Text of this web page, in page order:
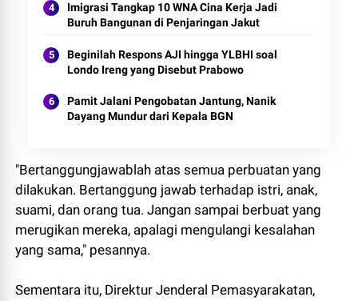
Imigrasi Tangkap 10 WNA Cina Kerja Jadi
Buruh Bangunan di Penjaringan Jakut
Beginilah Respons AJI hingga YLBHI soal
Londo Ireng yang Disebut Prabowo
Pamit Jalani Pengobatan Jantung, Nanik
Dayang Mundur dari Kepala BGN
"Bertanggungjawablah atas semua perbuatan yang
dilakukan. Bertanggung jawab terhadap istri, anak,
suami, dan orang tua. Jangan sampai berbuat yang
merugikan mereka, apalagi mengulangi kesalahan
yang sama," pesannya.
Sementara itu, Direktur Jenderal Pemasyarakatan,